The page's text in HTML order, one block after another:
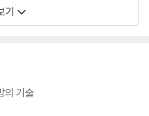
나를 떠나가는 사람들을 웃으면서
』에는 자유롭고 주체적인 삶을
각 챕터의 내용을 촌철살인의 그
기
의 기술